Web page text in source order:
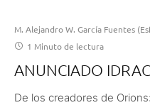
M. Alejandro W. García Fuentes
1 Minuto de lectura
ANUNCIADO
De los creadores de